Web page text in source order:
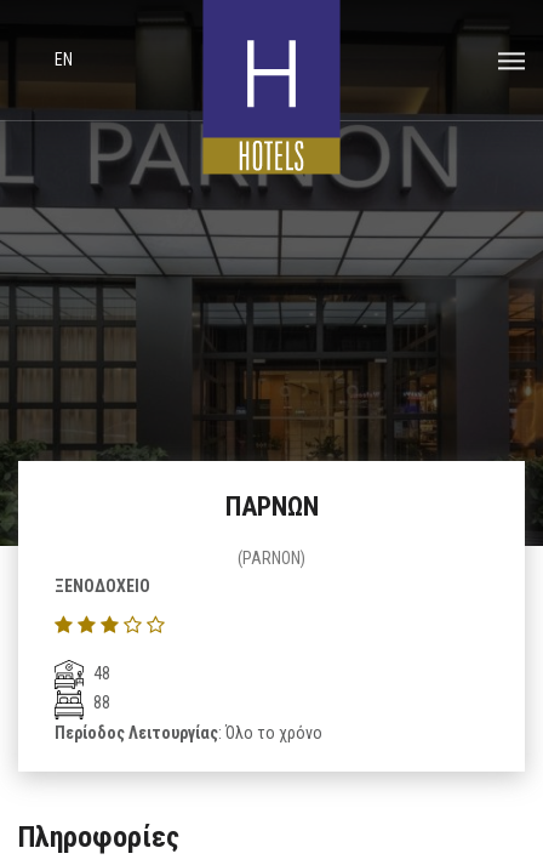
EN
ΠΑΡΝΩΝ
(PARNON)
ΞΕΝΟΔΟΧΕΙΟ
48
88
Περίοδος Λειτουργίας: Όλο το χρόνο
Πληροφορίες